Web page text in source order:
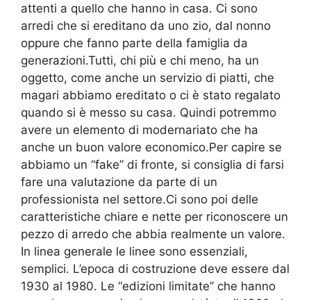
attenti a quello che hanno in casa. Ci sono
arredi che si ereditano da uno zio, dal nonno
oppure che fanno parte della famiglia da
generazioni.Tutti, chi più e chi meno, ha un
oggetto, come anche un servizio di piatti, che
magari abbiamo ereditato o ci è stato regalato
quando si è messo su casa. Quindi potremmo
avere un elemento di modernariato che ha
anche un buon valore economico.Per capire se
abbiamo un “fake” di fronte, si consiglia di farsi
fare una valutazione da parte di un
professionista nel settore.Ci sono poi delle
caratteristiche chiare e nette per riconoscere un
pezzo di arredo che abbia realmente un valore.
In linea generale le linee sono essenziali,
semplici. L’epoca di costruzione deve essere dal
1930 al 1980. Le “edizioni limitate” che hanno